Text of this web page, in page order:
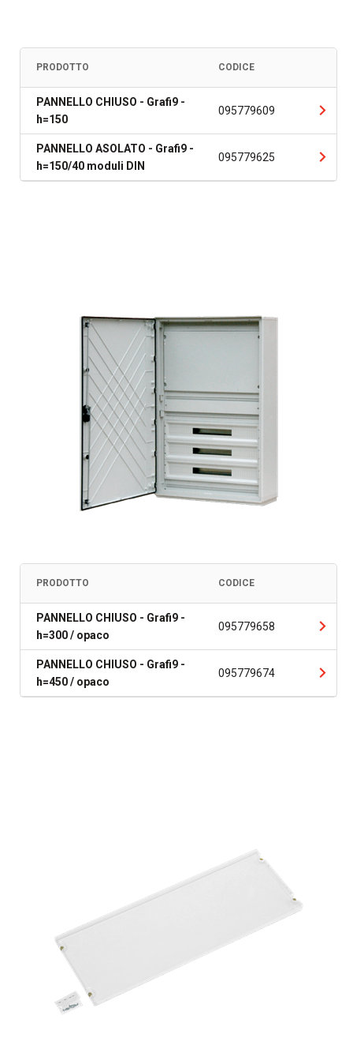
PRODOTTO CODICE
PANNELLO CHIUSO - Grafi9 -
h=150
095779609
PANNELLO ASOLATO - Grafi9 -
h=150/40 moduli DIN
095779625
PRODOTTO CODICE
PANNELLO CHIUSO - Grafi9 -
h=300 / opaco
095779658
PANNELLO CHIUSO - Grafi9 -
h=450 / opaco
095779674